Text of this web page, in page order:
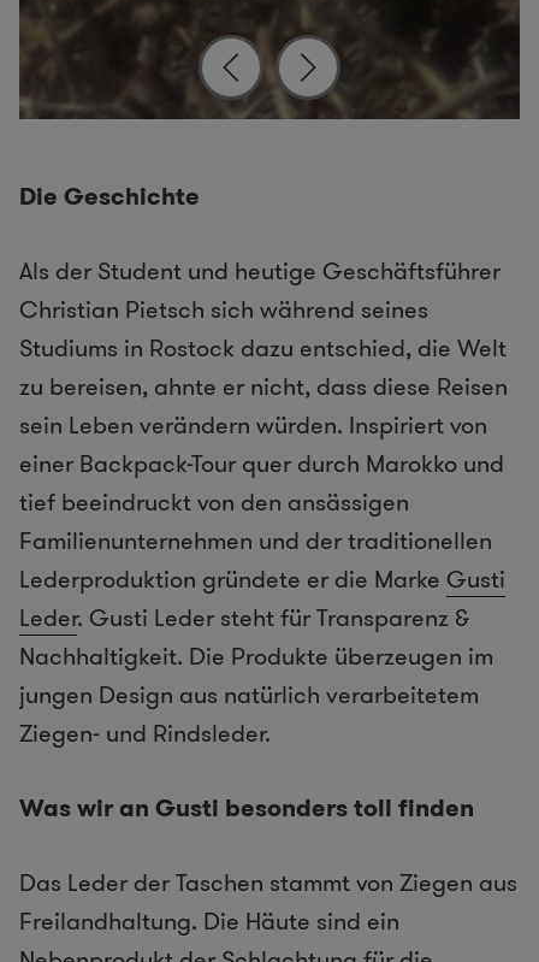
Die Geschichte
Als der Student und heutige Geschäftsführer
Christian Pietsch sich während seines
Studiums in Rostock dazu entschied, die Welt
zu bereisen, ahnte er nicht, dass diese Reisen
sein Leben verändern würden. Inspiriert von
einer Backpack-Tour quer durch Marokko und
tief beeindruckt von den ansässigen
Familienunternehmen und der traditionellen
Lederproduktion gründete er die Marke Gusti
Leder. Gusti Leder steht für Transparenz &
Nachhaltigkeit. Die Produkte überzeugen im
jungen Design aus natürlich verarbeitetem
Ziegen- und Rindsleder.
Was wir an Gusti besonders toll finden
Das Leder der Taschen stammt von Ziegen aus
Freilandhaltung. Die Häute sind ein